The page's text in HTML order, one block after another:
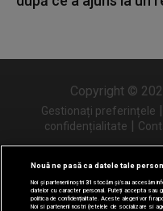
Copyright ©
Gestionați preferințele |
confidențialitate |
Nouă ne pasă ca datele tale
Noi și partenerii noștri31 stocăm și/sau accesăm
datelor cu caracter personal. Puteți accepta sau
politica de confidențialitate. Aceste alegeri vor fi
Noi si partenerii nostri (retelele de socializare si